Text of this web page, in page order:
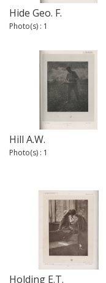
Hide Geo. F.
Photo(s) : 1
Hill A.W.
Photo(s) : 1
Holding E.T.